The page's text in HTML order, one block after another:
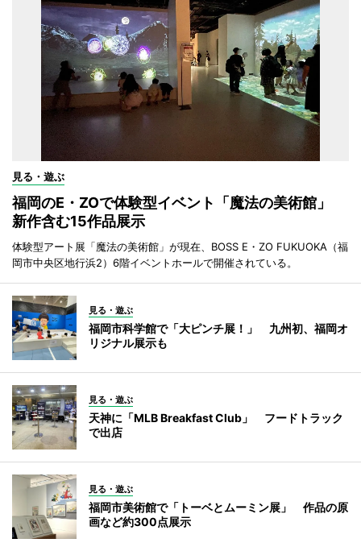
見る・遊ぶ
福岡のE・ZOで体験型イベント「魔法の美術館」
新作含む15作品展示
体験型アート展「魔法の美術館」が現在、BOSS E・ZO FUKUOKA（福
岡市中央区地行浜2）6階イベントホールで開催されている。
見る・遊ぶ
福岡市科学館で「大ピンチ展！」 九州初、福岡オ
リジナル展示も
見る・遊ぶ
天神に「MLB Breakfast Club」 フードトラック
で出店
見る・遊ぶ
福岡市美術館で「トーベとムーミン展」 作品の原
画など約300点展示